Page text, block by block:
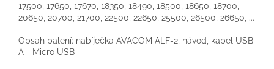
17500, 17650, 17670, 18350, 18490, 18500, 18650, 18700,
20650, 20700, 21700, 22500, 22650, 25500, 26500, 26650, ...
Obsah balení: nabíječka AVACOM ALF-2, návod, kabel USB
A - Micro USB